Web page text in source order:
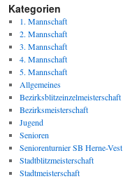
Kategorien
1. Mannschaft
2. Mannschaft
3. Mannschaft
4. Mannschaft
5. Mannschaft
Allgemeines
Bezirksblitzeinzelmeisterschaft
Bezirksmeisterschaft
Jugend
Senioren
Seniorenturnier SB Herne-Vest
Stadtblitzmeisterschaft
Stadtmeisterschaft